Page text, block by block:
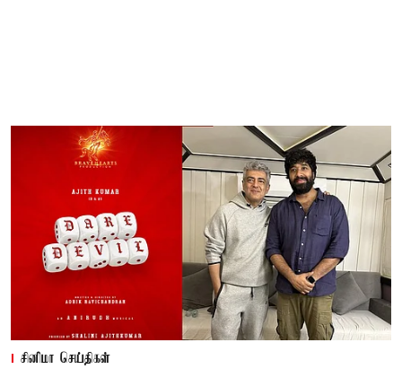
சினிமா செய்திகள்